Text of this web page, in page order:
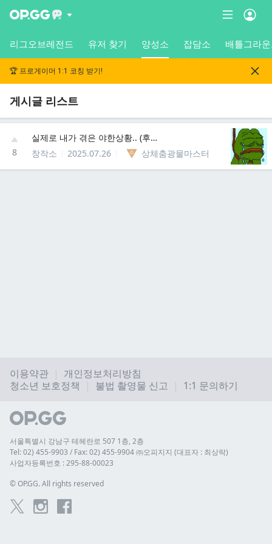
리그오브레전드 유저 찾기 양성소 잡담소 배틀그라
🏆 프로게이머 1:1 코칭 받기!
게시글 리스트
8
실제로 내가 겪은 야한상황.. (후방주의)
창작소
2025.07.26 상체춤광물마스터
이용약관
개인정보처리방침
청소년 보호정책
불법 촬영물 신고 1:1 문의하기
서울특별시 강남구 테헤란로 507 1층, 2층
Tel: 02) 455-9903 / Fax: 02) 455-9904 ㈜오피지지 (대표자 : 최상락)
사업자등록번호 : 295-88-00023
© OP.GG. All rights reserved